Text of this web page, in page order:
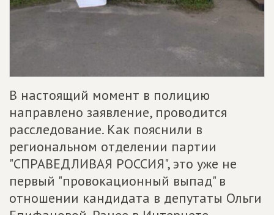
В настоящий момент в полицию
направлено заявление, проводится
расследование. Как пояснили в
региональном отделении партии
"СПРАВЕДЛИВАЯ РОССИЯ", это уже не
первый "провокационный выпад" в
отношении кандидата в депутаты Ольги